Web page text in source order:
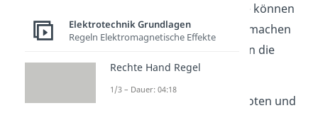
Maschen aufzustellen. Wie können
wir das verhindern? Dazu machen
wir einen kleinen Ausflug in die
Graphentheorie.
Graphen bestehen aus Knoten und
Elektrotechnik Grundlagen
Regeln Elektromagnetische Effekte
Rechte Hand Regel
1/3 – Dauer: 04:18